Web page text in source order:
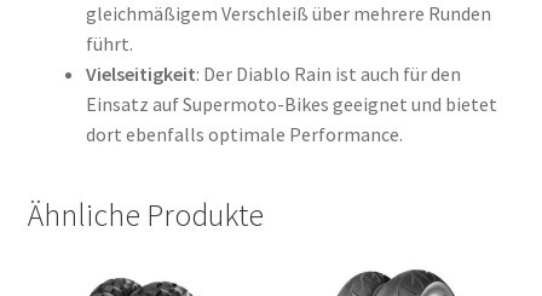
gleichmäßigem Verschleiß über mehrere Runden
führt.
Vielseitigkeit: Der Diablo Rain ist auch für den
Einsatz auf Supermoto-Bikes geeignet und bietet
dort ebenfalls optimale Performance.
Ähnliche Produkte